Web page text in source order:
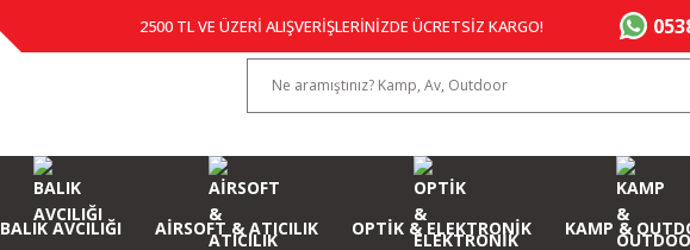
2500 TL VE ÜZERİ ALIŞVERİŞLERİNİZDE ÜCRETSİZ KARGO!
BALIK AVCILIĞI AİRSOFT & ATICILIK OPTİK & ELEKTRONİK KAMP &